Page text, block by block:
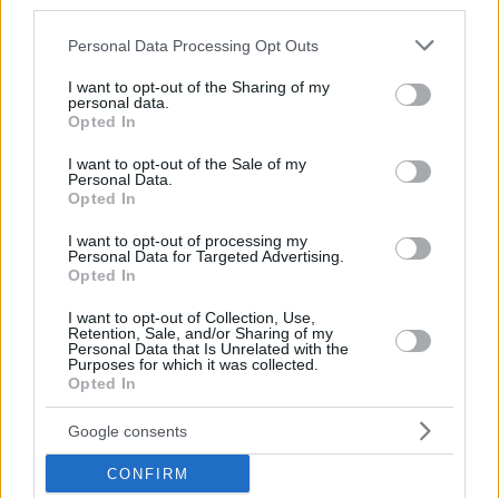
Please note that this website/app uses one or more Google
not limited to your visit or usage behaviour. You may click to
grant or deny consent to Google and its third-party tags to
use your data for below specified purposes in below Google
consent section.
Personal Data Processing Opt Outs
I want to opt-out of the Sharing of my
personal data.
Opted In
I want to opt-out of the Sale of my
Personal Data.
Opted In
I want to opt-out of processing my
Personal Data for Targeted Advertising.
Opted In
I want to opt-out of Collection, Use,
Retention, Sale, and/or Sharing of my
Personal Data that Is Unrelated with the
Purposes for which it was collected.
Opted In
Google consents
CONFIRM
πρόσθεσε ένα ακόμαtriple double στην καριέρα του με
13 πόντους, 12 ασίστ και 11 ριμπάουντ
και “έγραψε”
Με αυτό το triple double ο Ντόντσιτς έφτασε τα
ιστορία που καταφέρνει κάτι τέτοιο, ενώ ο μοναδικός
αθλητής που ξεπέρασε τα
από τον νεαρό ηγέτη του Ντάλας ήταν ο θρυλικός
Όσκαρ Ρόμπερτσον.